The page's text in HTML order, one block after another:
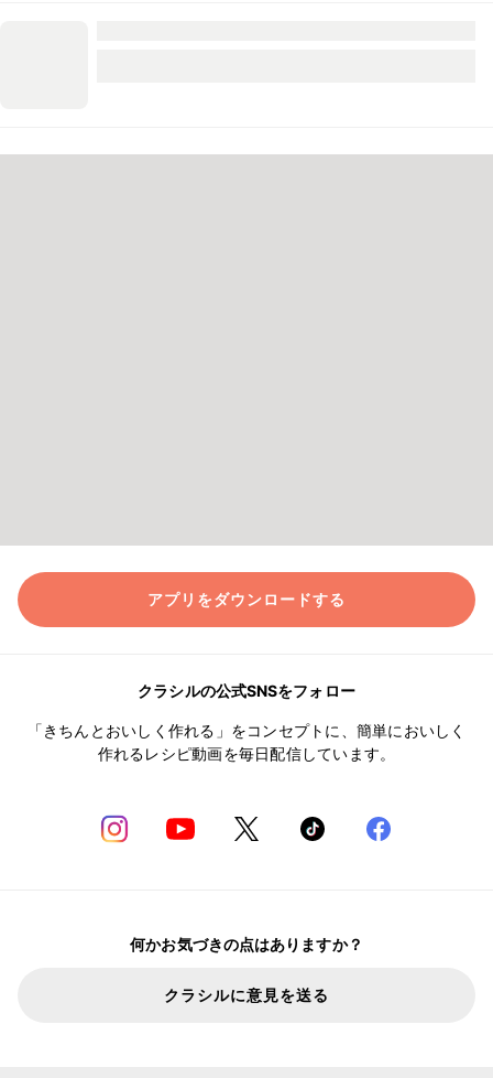
アプリをダウンロードする
クラシルの公式SNSをフォロー
「きちんとおいしく作れる」をコンセプトに、簡単においしく
作れるレシピ動画を毎日配信しています。
何かお気づきの点はありますか？
クラシルに意見を送る